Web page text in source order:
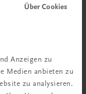
Über Cookies
Anzeigen zu
Medien anbieten zu
zu analysieren.